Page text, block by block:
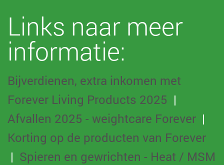
Links naar meer
informatie:
Bijverdienen, extra inkomen met
Forever Living Products 2025 |
Afvallen 2025 - weightcare Forever |
Korting op de producten van Forever
| Spieren en gewrichten - Heat / MSM